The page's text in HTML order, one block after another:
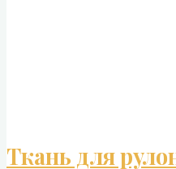
Ткань для